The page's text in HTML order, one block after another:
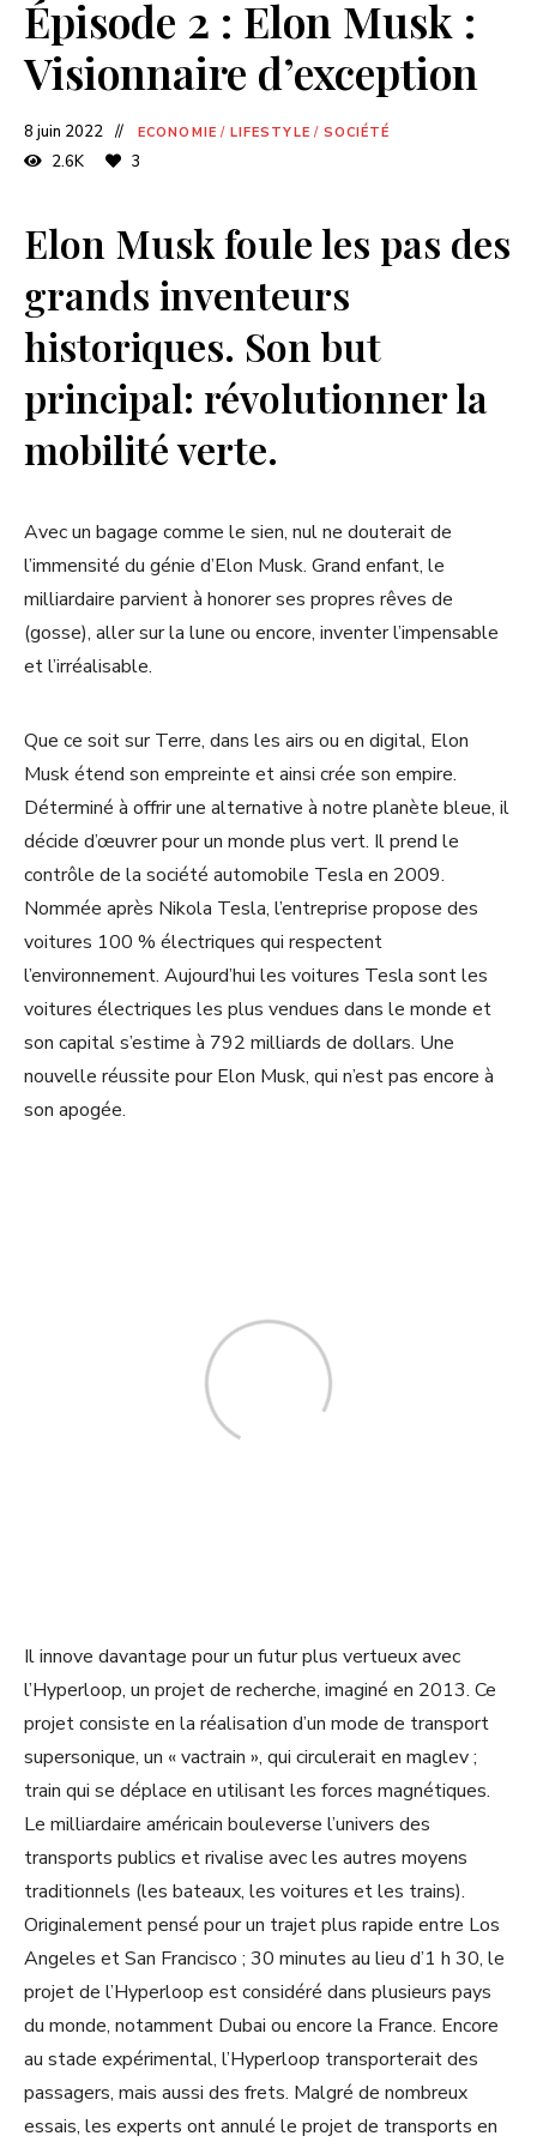
Épisode 2 : Elon Musk :
Visionnaire d’exception
8 juin 2022 ECONOMIE / LIFESTYLE / SOCIÉTÉ
2.6K 3
Elon Musk foule les pas des
grands inventeurs
historiques. Son but
principal: révolutionner la
mobilité verte.
Avec un bagage comme le sien, nul ne douterait de
l’immensité du génie d’Elon Musk. Grand enfant, le
milliardaire parvient à honorer ses propres rêves de
(gosse), aller sur la lune ou encore, inventer l’impensable
et l’irréalisable.
Que ce soit sur Terre, dans les airs ou en digital, Elon
Musk étend son empreinte et ainsi crée son empire.
Déterminé à offrir une alternative à notre planète bleue, il
décide d’œuvrer pour un monde plus vert. Il prend le
contrôle de la société automobile Tesla en 2009.
Nommée après Nikola Tesla, l’entreprise propose des
voitures 100 % électriques qui respectent
l’environnement. Aujourd’hui les voitures Tesla sont les
voitures électriques les plus vendues dans le monde et
son capital s’estime à 792 milliards de dollars. Une
nouvelle réussite pour Elon Musk, qui n’est pas encore à
son apogée.
Il innove davantage pour un futur plus vertueux avec
l’Hyperloop, un projet de recherche, imaginé en 2013. Ce
projet consiste en la réalisation d’un mode de transport
supersonique, un « vactrain », qui circulerait en maglev ;
train qui se déplace en utilisant les forces magnétiques.
Le milliardaire américain bouleverse l’univers des
transports publics et rivalise avec les autres moyens
traditionnels (les bateaux, les voitures et les trains).
Originalement pensé pour un trajet plus rapide entre Los
Angeles et San Francisco ; 30 minutes au lieu d’1 h 30, le
projet de l’Hyperloop est considéré dans plusieurs pays
du monde, notamment Dubai ou encore la France. Encore
au stade expérimental, l’Hyperloop transporterait des
passagers, mais aussi des frets. Malgré de nombreux
essais, les experts ont annulé le projet de transports en